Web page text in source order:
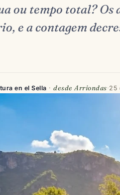
ou tempo total?
e a contagem
en el Sella ·desde Arriondas·25